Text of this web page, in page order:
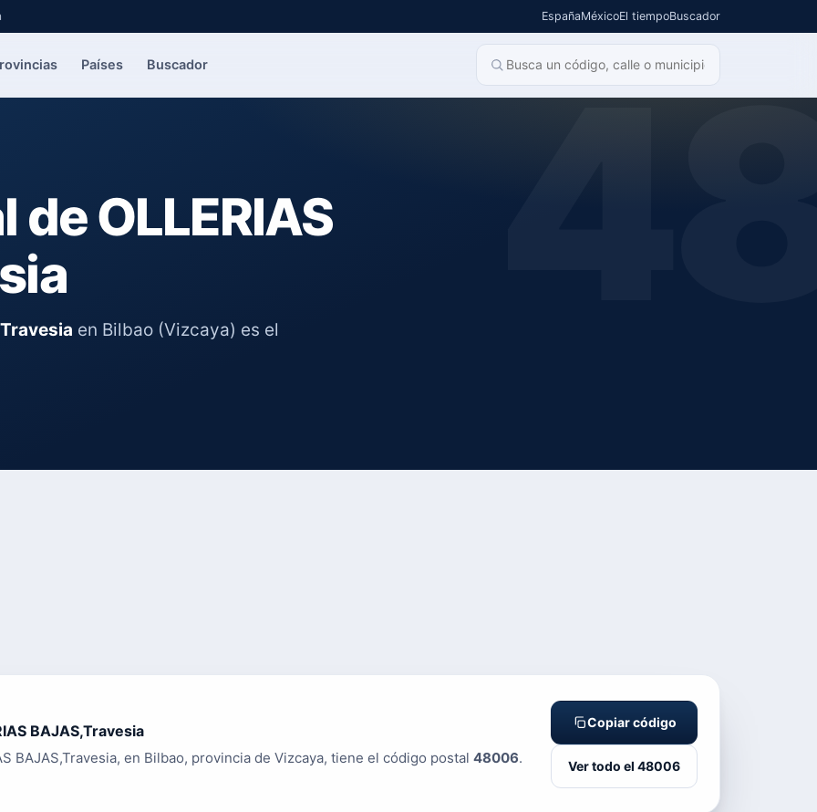
EspañaMéxicoEl tiempoBuscador
Países Buscador
OLLERIAS
en Bilbao (Vizcaya) es el
BAJAS,Travesia
BAJAS,Travesia, en Bilbao, provincia de Vizcaya, tiene el código postal 48006.
Copiar código
Ver todo el 48006